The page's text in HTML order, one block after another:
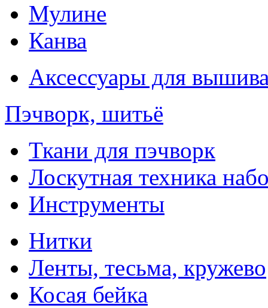
Мулине
Канва
Аксессуары для
Пэчворк, шитьё
Ткани для пэчворк
Лоскутная техника
Инструменты
Нитки
Ленты, тесьма, кружево
Косая бейка